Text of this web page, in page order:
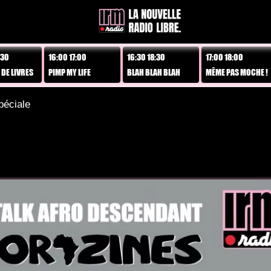
16:00 17:00
PIMP MY LIFE
16:30 18:30
BLAH BLAH BLAH
17:00 18:00
MÊME PAS MOCHE !